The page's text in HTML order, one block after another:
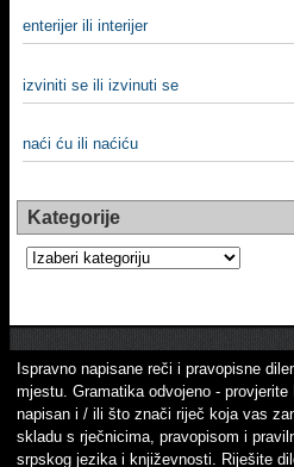
enterijer ili interijer
izviniti se ili izvinuti se
naći ću ili naćiću
Kategorije
Kategorije
Ispravno napisane reči i pravopisne
mjestu. Gramatika odvojeno -
napisan i / ili što znači riječ koja vas
skladu s rječnicima, pravopisom i
srpskog jezika i književnosti. Riješite